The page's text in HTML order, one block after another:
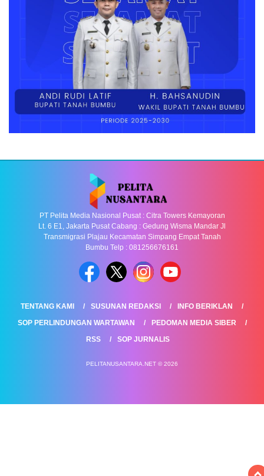
PT Pelita Media Nasional Pusat : Citra Towers Kemayoran
Lt. 6 E1, Jakarta Pusat Cabang : Gedung Wisma Mandar Jl
Transmigrasi Plajau Kecamatan Simpang Empat Tanah
Bumbu Telp : 081256676161
TENTANG KAMI SUSUNAN REDAKSI
INFO BERIKLAN
SOP PERLINDUNGAN WARTAWAN
PEDOMAN MEDIA SIBER
RSS
SOP JURNALIS
PELITANUSANTARA.NET © 2026